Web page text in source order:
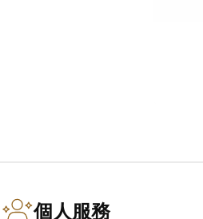
個人服務